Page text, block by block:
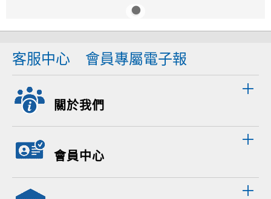
客服中心 會員專屬電子報
關於我們
會員中心